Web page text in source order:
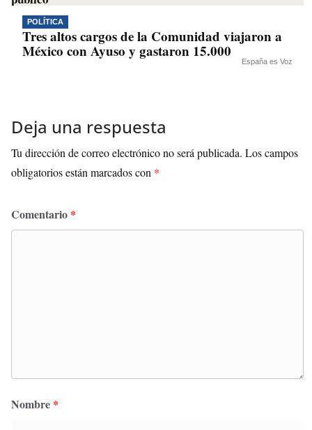
POLÍTICA
Tres altos cargos de la Comunidad viajaron a
México con Ayuso y gastaron 15.000
España es Voz
Deja una respuesta
Tu dirección de correo electrónico no será publicada. Los campos
obligatorios están marcados con *
Comentario *
Nombre *